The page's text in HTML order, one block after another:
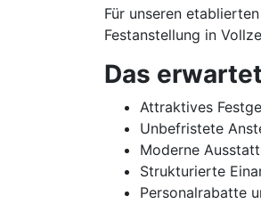
Für unseren
Festanstellung in
Das
Attraktives
Unbefristete
Moderne
Strukturierte
Personalrabatte